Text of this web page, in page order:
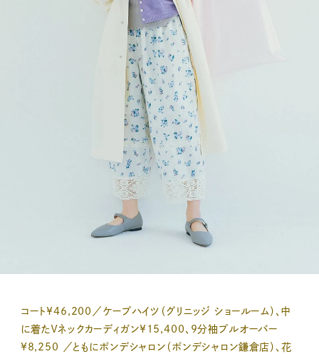
コート¥46,200／ケープハイツ（グリニッジ ショールーム）、中
に着たＶネックカーディガン¥15,400、9分袖プルオーバー
¥8,250 ／ともにポンデシャロン（ポンデシャロン鎌倉店）、花